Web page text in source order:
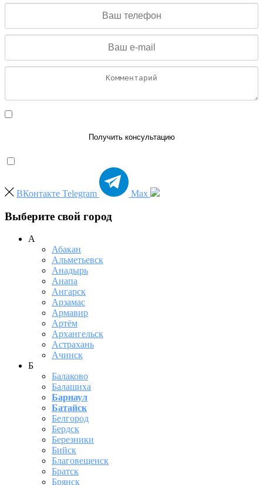
Получить консультацию
ВКонтакте Telegram Max
Выберите свой город
А
Абакан
Альметьевск
Анадырь
Анапа
Ангарск
Арзамас
Армавир
Артём
Архангельск
Астрахань
Ачинск
Б
Балаково
Балашиха
Барнаул
Батайск
Белгород
Бердск
Березники
Бийск
Благовещенск
Братск
Брянск